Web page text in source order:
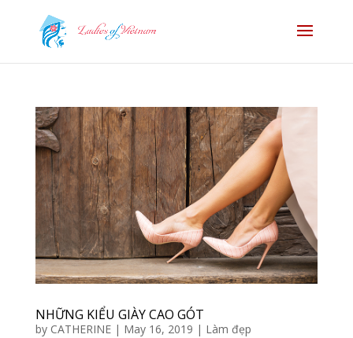
NHỮNG KIỂU GIÀY CAO GÓT
by CATHERINE| May 16, 2019 | Làm đẹp